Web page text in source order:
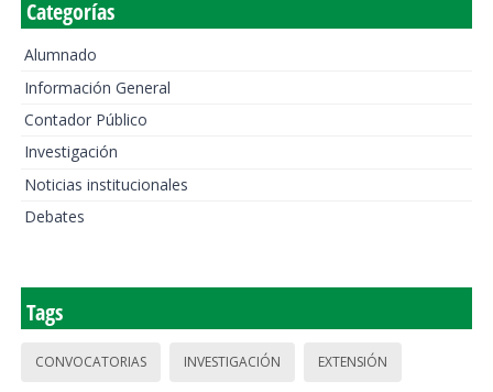
Categorías
Alumnado
Información General
Contador Público
Investigación
Noticias institucionales
Debates
Tags
CONVOCATORIAS INVESTIGACIÓN EXTENSIÓN